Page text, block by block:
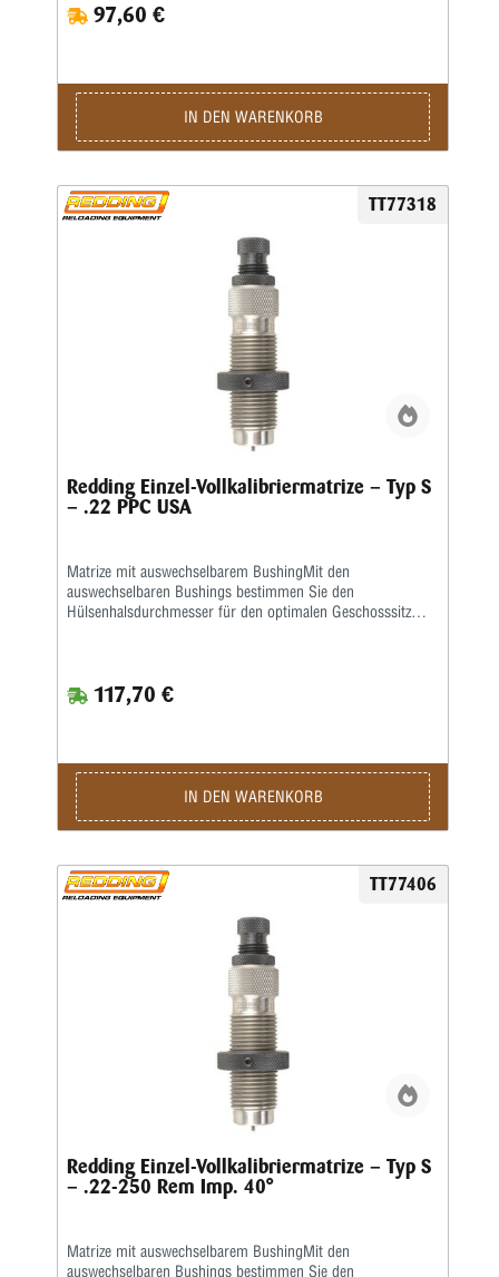
Body Die- Standard-SetzmatrizeDie Bushings sind nicht im
Satz enthalten, bitte extra ordern.
97,60 €
IN DEN WARENKORB
TT77318
Redding Einzel-Vollkalibriermatrize – Typ S
– .22 PPC USA
Matrize mit auswechselbarem BushingMit den
auswechselbaren Bushings bestimmen Sie den
Hülsenhalsdurchmesser für den optimalen Geschosssitz
Body Die- Standard-SetzmatrizeDie Bushings sind nicht im
Satz enthalten, bitte extra ordern.
117,70 €
IN DEN WARENKORB
TT77406
Redding Einzel-Vollkalibriermatrize – Typ S
– .22-250 Rem Imp. 40°
Matrize mit auswechselbarem BushingMit den
auswechselbaren Bushings bestimmen Sie den